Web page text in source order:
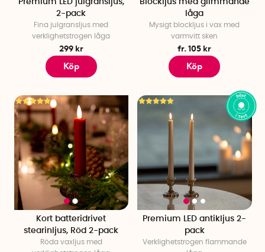
2-pack
Fina julgransljus med
verklighetstrogen låga
299 kr
Köp
låga
Mysigt blockljus i vax med
varmvitt sken
fr. 105 kr
Köp
Kort batteridrivet
stearinljus, Röd 2-pack
Röda vaxljus med
Premium LED antikljus 2-
pack
Verklighetstrogen flammande